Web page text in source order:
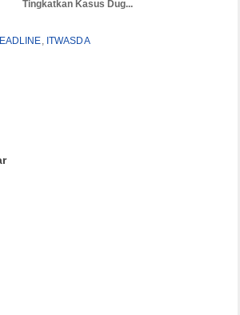
Tingkatkan Kasus Dug...
ITWASDA